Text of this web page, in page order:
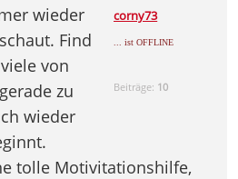
corny73
... ist OFFLINE
Beiträge: 10
wieder
Find
von
zu
wieder
tolle Motivitationshilfe,